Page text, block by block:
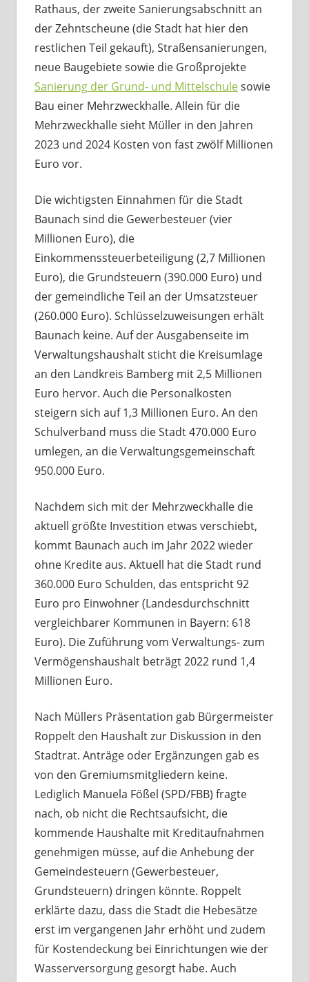
Rathaus, der zweite Sanierungsabschnitt an
der Zehntscheune (die Stadt hat hier den
restlichen Teil gekauft), Straßensanierungen,
neue Baugebiete sowie die Großprojekte
Sanierung der Grund- und Mittelschulesowie
Bau einer Mehrzweckhalle. Allein für die
Mehrzweckhalle sieht Müller in den Jahren
2023 und 2024 Kosten von fast zwölf Millionen
Euro vor.
Die wichtigsten Einnahmen für die Stadt
Baunach sind die Gewerbesteuer (vier
Millionen Euro), die
Einkommenssteuerbeteiligung (2,7 Millionen
Euro), die Grundsteuern (390.000 Euro) und
der gemeindliche Teil an der Umsatzsteuer
(260.000 Euro). Schlüsselzuweisungen erhält
Baunach keine. Auf der Ausgabenseite im
Verwaltungshaushalt sticht die Kreisumlage
an den Landkreis Bamberg mit 2,5 Millionen
Euro hervor. Auch die Personalkosten
steigern sich auf 1,3 Millionen Euro. An den
Schulverband muss die Stadt 470.000 Euro
umlegen, an die Verwaltungsgemeinschaft
950.000 Euro.
Nachdem sich mit der Mehrzweckhalle die
aktuell größte Investition etwas verschiebt,
kommt Baunach auch im Jahr 2022 wieder
ohne Kredite aus. Aktuell hat die Stadt rund
360.000 Euro Schulden, das entspricht 92
Euro pro Einwohner (Landesdurchschnitt
vergleichbarer Kommunen in Bayern: 618
Euro). Die Zuführung vom Verwaltungs- zum
Vermögenshaushalt beträgt 2022 rund 1,4
Millionen Euro.
Nach Müllers Präsentation gab Bürgermeister
Roppelt den Haushalt zur Diskussion in den
Stadtrat. Anträge oder Ergänzungen gab es
von den Gremiumsmitgliedern keine.
Lediglich Manuela Fößel (SPD/FBB) fragte
nach, ob nicht die Rechtsaufsicht, die
kommende Haushalte mit Kreditaufnahmen
genehmigen müsse, auf die Anhebung der
Gemeindesteuern (Gewerbesteuer,
Grundsteuern) dringen könnte. Roppelt
erklärte dazu, dass die Stadt die Hebesätze
erst im vergangenen Jahr erhöht und zudem
für Kostendeckung bei Einrichtungen wie der
Wasserversorgung gesorgt habe. Auch